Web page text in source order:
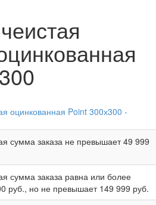
сумма заказа не превышает49 999
сумма заказа равна или более
руб., но не превышает 149 999 руб.